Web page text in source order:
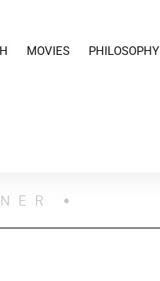
MOVIES PHILOSOPHY
•